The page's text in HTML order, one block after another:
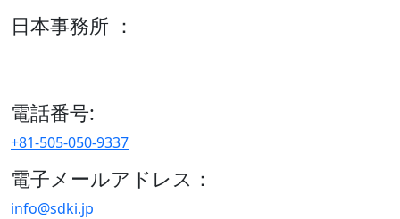
日本事務所 ：
電話番号:
+81-505-050-9337
電子メールアドレス：
info@sdki.jp